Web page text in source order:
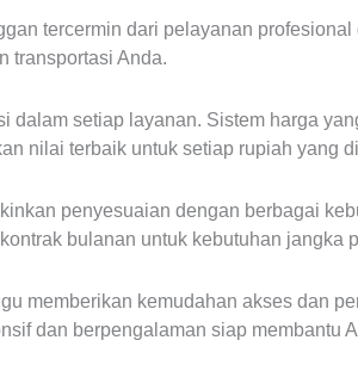
tercermin dari pelayanan
transportasi Anda.
dalam setiap layanan. Sistem harga
nilai terbaik untuk setiap rupiah yang
penyesuaian dengan berbagai
bulanan untuk kebutuhan jangka
memberikan kemudahan akses dan
dan berpengalaman siap membantu